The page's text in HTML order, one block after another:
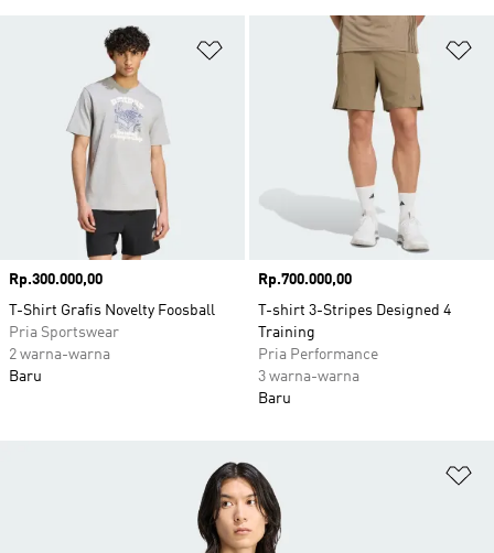
Tambahkan ke Wishlist
Harga
Rp.300.000,00
T-Shirt Grafis Novelty Foosball
Pria Sportswear
2 warna-warna
Baru
Harga
Rp.700.000,00
T-shirt 3-Stripes Designed 4
Training
Pria Performance
3 warna-warna
Baru